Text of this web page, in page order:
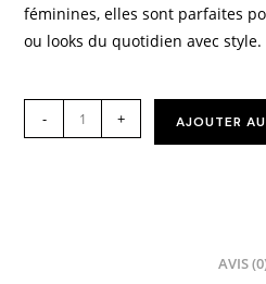
féminines, elles sont parfaites
ou looks du quotidien avec style.
- + AJOUTER
AVIS